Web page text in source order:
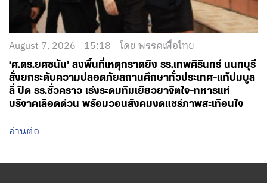
‘ศ.ดร.ยศชนัน’ ลงพื้นที่เหตุกราดยิง รร.เทพศิรินทร์ นนทบุรี
สั่งยกระดับความปลอดภัยสถานศึกษาทั่วประเทศ-แก้ปมบูล
ลี่ ปิด รร.ชั่วคราว เร่งระดมทีมเยียวยาจิตใจ-ทหารแห่
บริจาคเลือดด่วน พร้อมวอนสังคมงดแชร์ภาพสะเทือนใจ
อ่านต่อ